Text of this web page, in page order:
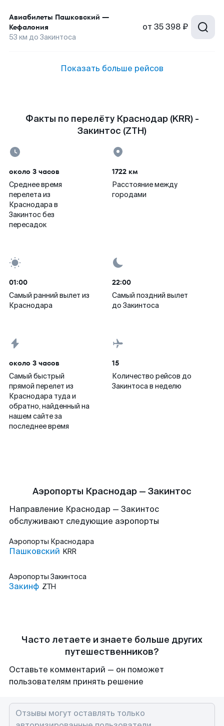
Авиабилеты Пашковский —
Кефалония
53 км до Закинтоса
от 35 398 ₽
Показать больше рейсов
Факты по перелёту Краснодар (KRR) -
Закинтос (ZTH)
около 3 часов
Среднее время
перелета из
Краснодара в
Закинтос без
пересадок
1722 км
Расстояние между
городами
01:00
Самый ранний вылет из
Краснодара
22:00
Самый поздний вылет
до Закинтоса
около 3 часов
Самый быстрый
прямой перелет из
Краснодара туда и
обратно, найденный на
нашем сайте за
последнее время
15
Количество рейсов до
Закинтоса в неделю
Аэропорты Краснодар — Закинтос
Направление Краснодар — Закинтос
обслуживают следующие аэропорты
Аэропорты Краснодара
Пашковский KRR
Аэропорты Закинтоса
Закинф ZTH
Часто летаете и знаете больше других
путешественников?
Оставьте комментарий — он поможет
пользователям принять решение